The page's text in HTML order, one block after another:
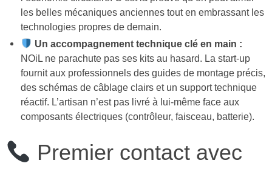
les belles mécaniques anciennes tout en embrassant les
technologies propres de demain.
Un accompagnement technique clé en main :
NOiL ne parachute pas ses kits au hasard. La start-up
fournit aux professionnels des guides de montage précis,
des schémas de câblage clairs et un support technique
réactif. L’artisan n’est pas livré à lui-même face aux
composants électriques (contrôleur, faisceau, batterie).
Premier contact avec